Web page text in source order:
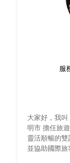
服
大家好，我
明市 擔任旅
靈活順暢的
並協助國際旅